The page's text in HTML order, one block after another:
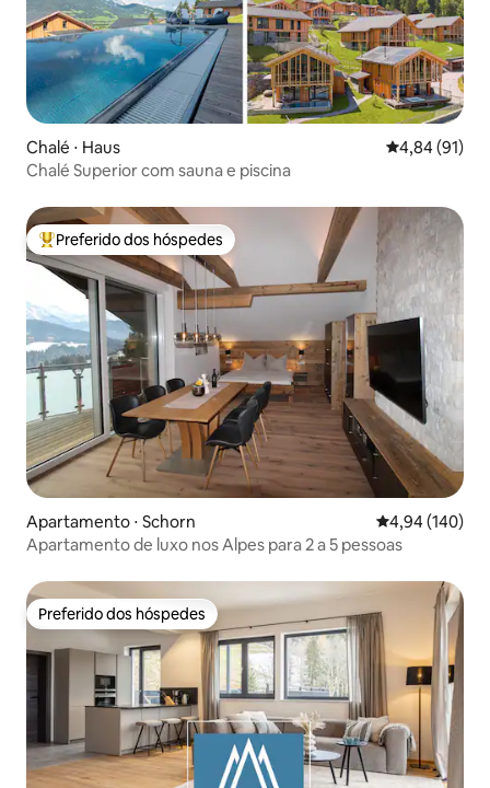
Chalé ⋅ Haus 4,84 de uma
4,84 (91)
Chalé Superior com sauna e piscina
Entre os melhores preferidos dos hóspedes
Preferido dos hóspedes
Apartamento ⋅ Schorn 4,94 de uma
4,94 (140)
Apartamento de luxo nos Alpes para 2 a 5 pessoas
Preferido dos hóspedes
Preferido dos hóspedes